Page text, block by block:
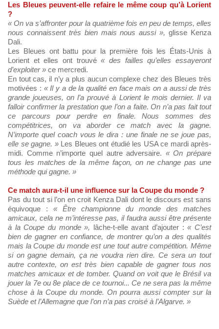
Les Bleues peuvent-elle refaire le même coup qu’à Lorient
?
« On va s’affronter pour la quatrième fois en peu de temps, elles
nous connaissent très bien mais nous aussi », glisse Kenza
Dali.
Les Bleues ont battu pour la première fois les États-Unis à
Lorient et elles ont trouvé« des failles qu’elles essayeront
d’exploiter » ce mercredi.
En tout cas, il n’y a plus aucun complexe chez des Bleues très
motivées : « Il y a de la qualité en face mais on a aussi de très
grande joueuses, on l’a prouvé à Lorient le mois dernier. Il va
falloir confirmer la prestation que l’on a faite. On n’a pas fait tout
ce parcours pour perdre en finale. Nous sommes des
compétitrices, on va aborder ce match avec la gagne.
N’importe quel coach vous le dira : une finale ne se joue pas,
elle se gagne. » Les Bleues ont étudié les USA ce mardi après-
midi. Comme n’importe quel autre adversaire. « On prépare
tous les matches de la même façon, on ne change pas une
méthode qui gagne. »
Ce match aura-t-il une influence sur la Coupe du monde ?
Pas du tout si l’on en croit Kenza Dali dont le discours est sans
équivoque : « Être championne du monde des matches
amicaux, cela ne m’intéresse pas, il faudra aussi être présente
à la Coupe du monde », lâche-t-elle avant d’ajouter : « C’est
bien de gagner en confiance, de montrer qu’on a des qualités
mais la Coupe du monde est une tout autre compétition. Même
si on gagne demain, ça ne voudra rien dire. Ce sera un tout
autre contexte, on est très bien capable de gagner tous nos
matches amicaux et de tomber. Quand on voit que le Brésil va
jouer la 7e ou 8e place de ce tournoi... Ce ne sera pas la même
chose à la Coupe du monde. On pourra aussi compter sur la
Suède et l’Allemagne que l’on n’a pas croisé à l’Algarve. »